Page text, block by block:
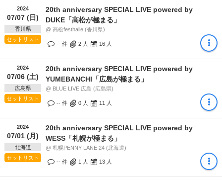
2024
07/07 (日)
香川県
セットリスト
20th anniversary SPECIAL LIVE powered by
DUKE「高松が極まる」
@ 高松festhalle (香川県)
-- 件 2 人 16 人
2024
07/06 (土)
広島県
セットリスト
20th anniversary SPECIAL LIVE powered by
YUMEBANCHI「広島が極まる」
@ BLUE LIVE 広島 (広島県)
-- 件 0 人 11 人
2024
07/01 (月)
北海道
セットリスト
20th anniversary SPECIAL LIVE powered by
WESS「札幌が極まる」
@ 札幌PENNY LANE 24 (北海道)
-- 件 1 人 13 人